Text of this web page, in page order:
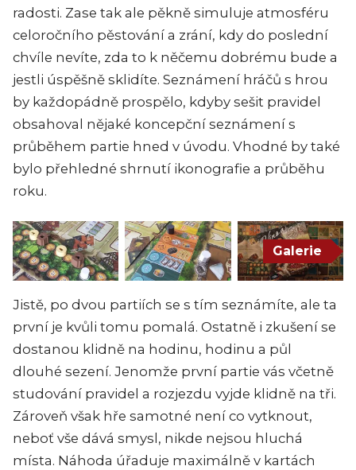
radosti. Zase tak ale pěkně simuluje atmosféru
celoročního pěstování a zrání, kdy do poslední
chvíle nevíte, zda to k něčemu dobrému bude a
jestli úspěšně sklidíte. Seznámení hráčů s hrou
by každopádně prospělo, kdyby sešit pravidel
obsahoval nějaké koncepční seznámení s
průběhem partie hned v úvodu. Vhodné by také
bylo přehledné shrnutí ikonografie a průběhu
roku.
Galerie
Jistě, po dvou partiích se s tím seznámíte, ale ta
první je kvůli tomu pomalá. Ostatně i zkušení se
dostanou klidně na hodinu, hodinu a půl
dlouhé sezení. Jenomže první partie vás včetně
studování pravidel a rozjezdu vyjde klidně na tři.
Zároveň však hře samotné není co vytknout,
neboť vše dává smysl, nikde nejsou hluchá
místa. Náhoda úřaduje maximálně v kartách